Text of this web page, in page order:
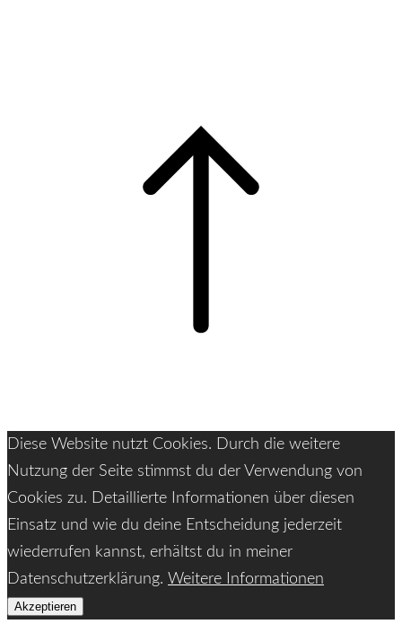
Diese Website nutzt Cookies. Durch die weitere
Nutzung der Seite stimmst du der Verwendung von
Cookies zu. Detaillierte Informationen über diesen
Einsatz und wie du deine Entscheidung jederzeit
wiederrufen kannst, erhältst du in meiner
Datenschutzerklärung. Weitere Informationen
Akzeptieren